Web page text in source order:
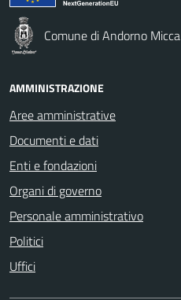
Comune di Andorno Micca
AMMINISTRAZIONE
Aree amministrative
Documenti e dati
Enti e fondazioni
Organi di governo
Personale amministrativo
Politici
Uffici